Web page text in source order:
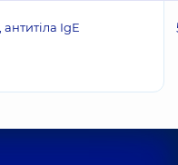
IgE